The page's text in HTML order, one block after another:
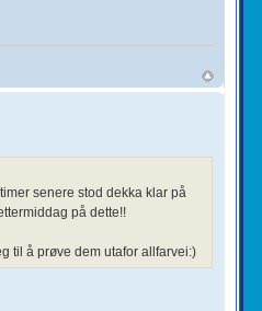
senere stod dekka klar på
på dette!!
til å prøve dem utafor allfarvei:)